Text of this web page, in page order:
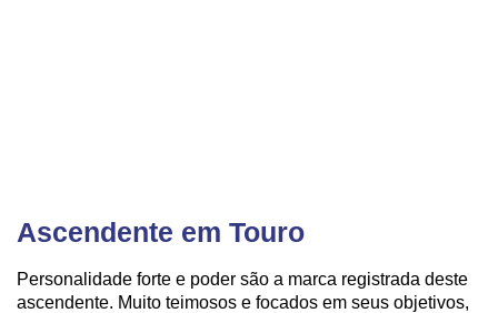
Ascendente em Touro
Personalidade forte e poder são a marca registrada deste
ascendente. Muito teimosos e focados em seus objetivos,